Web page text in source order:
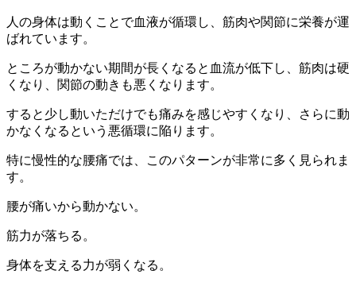
人の身体は動くことで血液が循環し、筋肉や関節に栄養が運
ばれています。
ところが動かない期間が長くなると血流が低下し、筋肉は硬
くなり、関節の動きも悪くなります。
すると少し動いただけでも痛みを感じやすくなり、さらに動
かなくなるという悪循環に陥ります。
特に慢性的な腰痛では、このパターンが非常に多く見られま
す。
腰が痛いから動かない。
筋力が落ちる。
身体を支える力が弱くなる。